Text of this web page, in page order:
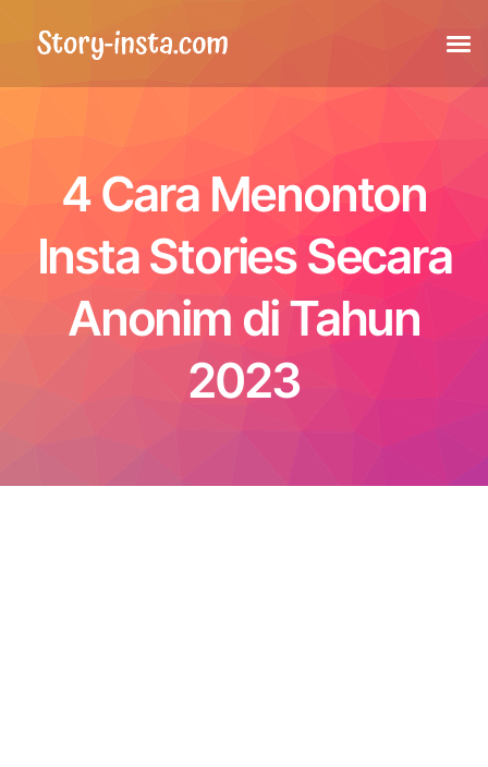
Highlights
Postingan
Postingan yang ditandai
4 Cara Menonton
Insta Stories Secara
Anonim di Tahun
2023